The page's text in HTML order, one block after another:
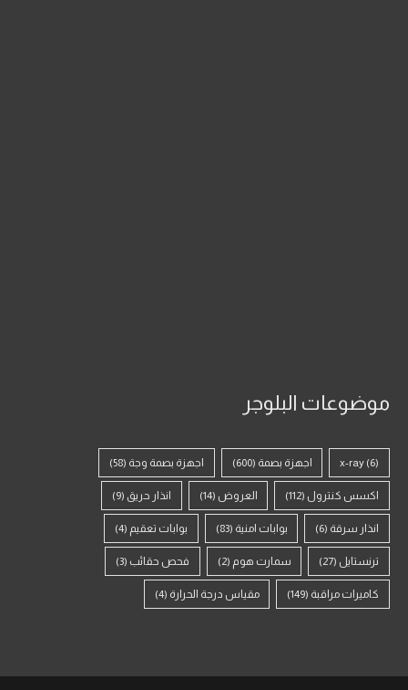
موضوعات البلوجر
x-ray (6) اجهزة بصمة (600) اجهزة بصمة وجة (58)
اكسس كنترول (112) العروض (14) انذار حريق (9)
انذار سرقة (6) بوابات امنية (83) بوابات تعقيم (4)
ترنستايل (27) سمارت هوم (2) فحص حقائب (3)
كاميرات مراقبة (149) مقياس درجة الحرارة (4)